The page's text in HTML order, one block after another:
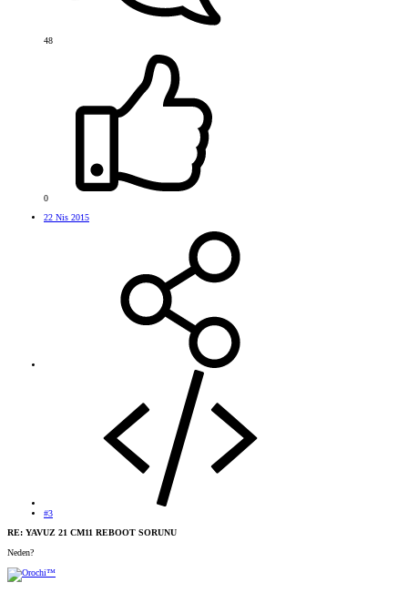
48
0
22 Nis 2015
#3
RE: YAVUZ 21 CM11 REBOOT SORUNU
Neden?